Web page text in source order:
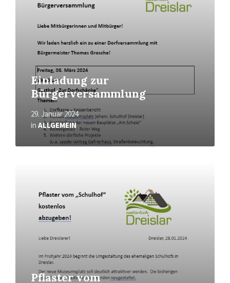
Einladung zur
Bürgerversammlung
29. Januar 2024
in ALLGEMEIN
Pflaster vom